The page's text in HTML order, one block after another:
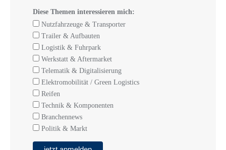
Diese Themen interessieren mich:
Nutzfahrzeuge & Transporter
Trailer & Aufbauten
Logistik & Fuhrpark
Werkstatt & Aftermarket
Telematik & Digitalisierung
Elektromobilität / Green Logistics
Reifen
Technik & Komponenten
Branchennews
Politik & Markt